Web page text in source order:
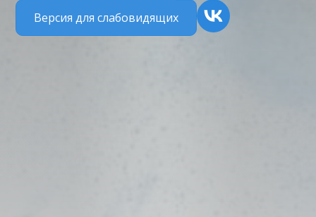
Версия для слабовидящих